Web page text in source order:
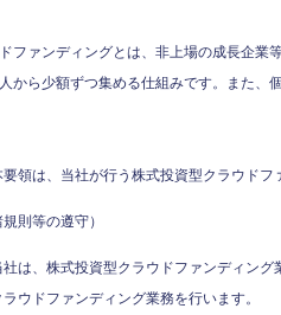
ファンディングとは、非上場の成長企業
から少額ずつ集める仕組みです。また、
領は、当社が行う株式投資型クラウ
規則等の遵守）
は、株式投資型クラウドファンディング
ラウドファンディング業務を行います。